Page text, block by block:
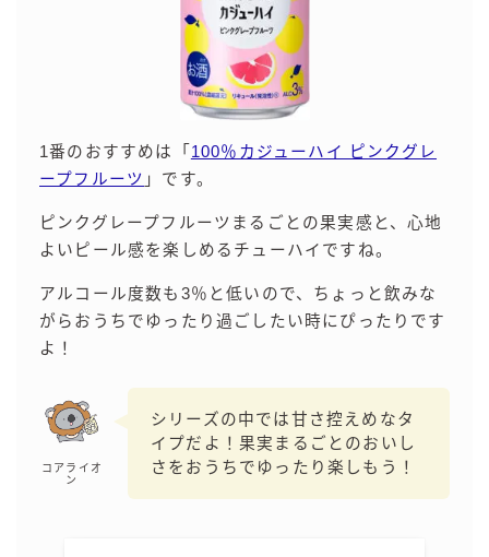
Slat(すらっと）
クリアクーラー
FRUITZER (フルーツァー）
サッポロ
三ツ星グレフルサワー
99.99（フォーナイン）
レモン・ザ・リッチ
男梅サワー
愛のスコールホワイトサワー
WATER SOUR(ウォーターサワ)
宝酒造
焼酎ハイボール
1番のおすすめは「 100％カジューハイ ピンクグレ
ープフルーツ 」です。
ピンクグレープフルーツまるごとの果実感と、心地
よいピール感を楽しめるチューハイですね。
アルコール度数も3％と低いので、ちょっと飲みな
がらおうちでゆったり過ごしたい時にぴったりです
よ！
コアライオ
ン
シリーズの中では甘さ控えめなタ
イプだよ！果実まるごとのおいし
さをおうちでゆったり楽しもう！